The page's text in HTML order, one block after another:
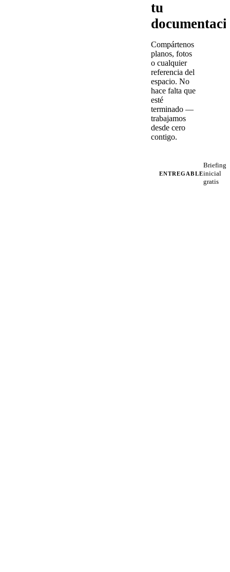
tu
Compártenos
planos, fotos
o cualquier
referencia del
espacio. No
hace falta que
esté
terminado —
trabajamos
desde cero
contigo.
ENTREGABLE
Briefing
inicial
gratis